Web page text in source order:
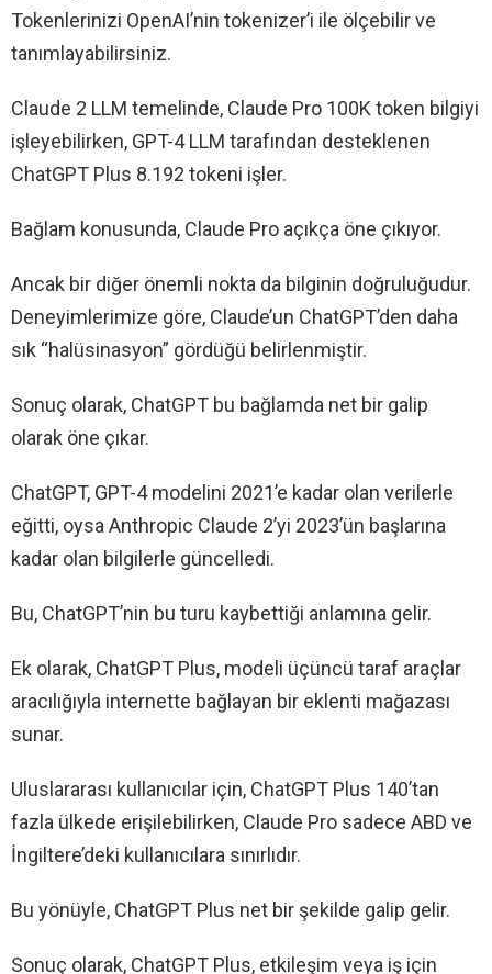
Tokenlerinizi OpenAI’nin tokenizer’i ile ölçebilir ve
tanımlayabilirsiniz.
Claude 2 LLM temelinde, Claude Pro 100K token bilgiyi
işleyebilirken, GPT-4 LLM tarafından desteklenen
ChatGPT Plus 8.192 tokeni işler.
Bağlam konusunda, Claude Pro açıkça öne çıkıyor.
Ancak bir diğer önemli nokta da bilginin doğruluğudur.
Deneyimlerimize göre, Claude’un ChatGPT’den daha
sık “halüsinasyon” gördüğü belirlenmiştir.
Sonuç olarak, ChatGPT bu bağlamda net bir galip
olarak öne çıkar.
ChatGPT, GPT-4 modelini 2021’e kadar olan verilerle
eğitti, oysa Anthropic Claude 2’yi 2023’ün başlarına
kadar olan bilgilerle güncelledi.
Bu, ChatGPT’nin bu turu kaybettiği anlamına gelir.
Ek olarak, ChatGPT Plus, modeli üçüncü taraf araçlar
aracılığıyla internette bağlayan bir eklenti mağazası
sunar.
Uluslararası kullanıcılar için, ChatGPT Plus 140’tan
fazla ülkede erişilebilirken, Claude Pro sadece ABD ve
İngiltere’deki kullanıcılara sınırlıdır.
Bu yönüyle, ChatGPT Plus net bir şekilde galip gelir.
Sonuç olarak, ChatGPT Plus, etkileşim veya iş için